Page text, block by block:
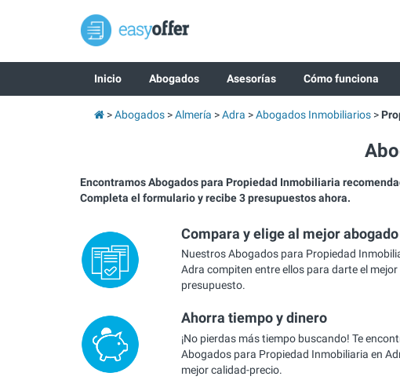
Inicio Abogados Asesorías Cómo funciona
Abogados Almería Adra Abogados Inmobiliarios
Encontramos Abogados para Propiedad Inmobiliaria
Completa el formulario y recibe 3 presupuestos ahora.
Compara y elige al mejor abogado
Nuestros Abogados para Propiedad
Adra compiten entre ellos para darte el mejor
presupuesto.
Ahorra tiempo y dinero
¡No pierdas más tiempo buscando! Te
Abogados para Propiedad Inmobiliaria en
mejor calidad-precio.